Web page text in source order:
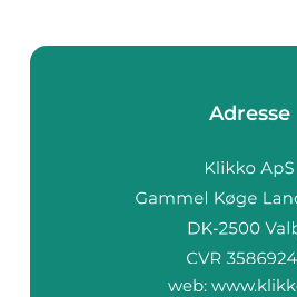
Adresse
web: